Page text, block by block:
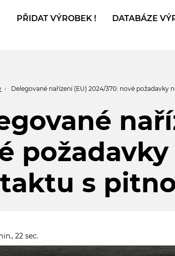
PŘIDAT VÝROBEK ! DATABÁZE
Delegované nařízení (EU) 2024/370: nové
s
22 sec.